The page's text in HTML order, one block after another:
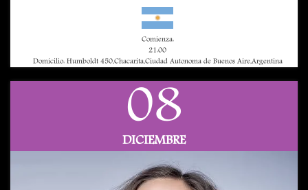
Comienza:
21:00
Domicilio: Humboldt 450,Chacarita,Ciudad Autonoma de Buenos Aire,Argentina
08
DICIEMBRE